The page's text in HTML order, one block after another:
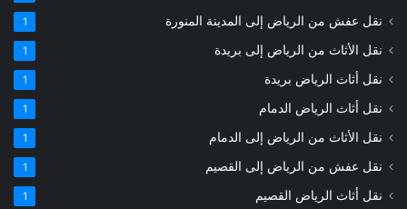
نقل عفش من الرياض إلى المدينة المنورة 1
نقل الأثاث من الرياض إلى بريدة 1
نقل أثاث الرياض بريدة 1
نقل أثاث الرياض الدمام 1
نقل الأثاث من الرياض إلى الدمام 1
نقل عفش من الرياض إلى القصيم 1
نقل أثاث الرياض القصيم 1